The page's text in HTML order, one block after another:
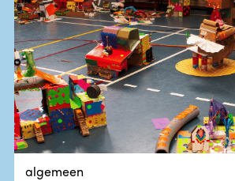
algemeen